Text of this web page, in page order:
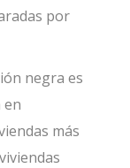
por
negra es
en
más